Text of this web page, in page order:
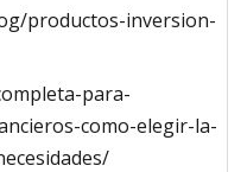
productos-inversion-
para-
como-elegir-la-